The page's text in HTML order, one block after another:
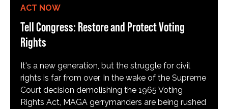
ACT NOW
Tell Congress: Restore and Protect Voting
Rights
It's a new generation, but the struggle for civil
rights is far from over. In the wake of the Supreme
Court decision demolishing the 1965 Voting
Rights Act, MAGA gerrymanders are being rushed